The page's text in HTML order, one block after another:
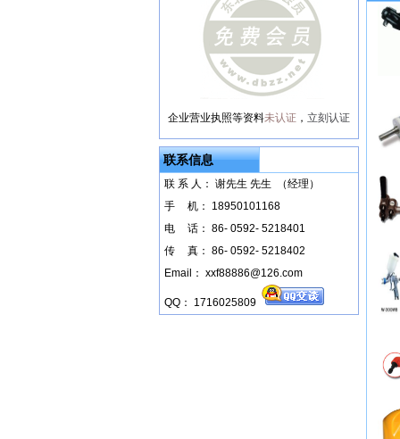
企业营业执照等资料未认证 ， 立刻认证
联系信息
联 系 人： 谢先生 先生 （经理）
手
机： 18950101168
电
话： 86- 0592- 5218401
传
真： 86- 0592- 5218402
Email： xxf88886@126.com
QQ： 1716025809